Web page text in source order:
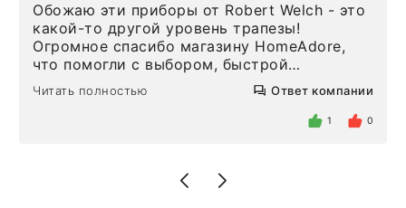
Обожаю эти приборы от Robert Welch - это
какой-то другой уровень трапезы!
Огромное спасибо магазину HomeAdore,
что помогли с выбором, быстрой
доставкой и высоким сервисом. Один раз
была здесь лично, забирала чайные ложки,
внутри очень много антикварной посуды,
Позже заказывала остальные приборы -
доставили сдэком на следующий день к
Читать полностью Ответ компании
1 0